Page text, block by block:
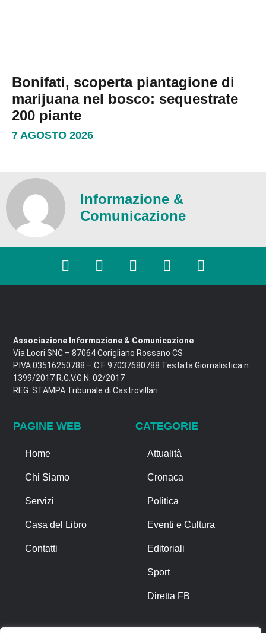
Bonifati, scoperta piantagione di
marijuana nel bosco: sequestrate
200 piante
7 AGOSTO 2026
Informazione &
Comunicazione
Associazione Informazione & Comunicazione
Via Locri SNC – 87064 Corigliano Rossano CS
P.IVA 03516250788 – C.F. 97037680788 Testata Giornalistica n.
1399/2017 R.G.V.G.N. 02/2017
REG. STAMPA Tribunale di Castrovillari
PAGINE WEB
Home
Chi Siamo
Servizi
Casa del Libro
Contatti
CATEGORIE
Attualità
Cronaca
Politica
Eventi e Cultura
Editoriali
Sport
Diretta FB